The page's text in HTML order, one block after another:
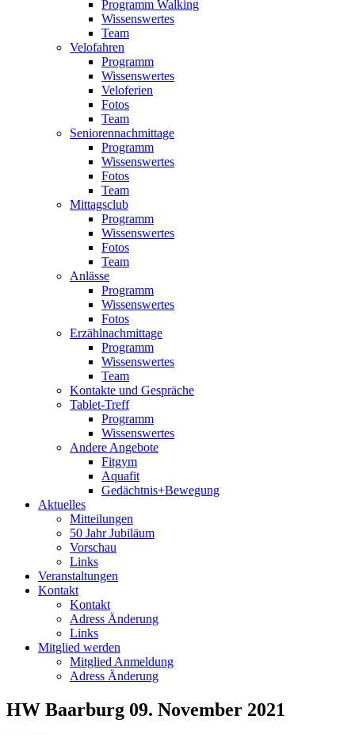
Programm Walking
Wissenswertes
Team
Velofahren
Programm
Wissenswertes
Veloferien
Fotos
Team
Seniorennachmittage
Programm
Wissenswertes
Fotos
Team
Mittagsclub
Programm
Wissenswertes
Fotos
Team
Anlässe
Programm
Wissenswertes
Fotos
Erzählnachmittage
Programm
Wissenswertes
Team
Kontakte und Gespräche
Tablet-Treff
Programm
Wissenswertes
Andere Angebote
Fitgym
Aquafit
Gedächtnis+Bewegung
Aktuelles
Mitteilungen
50 Jahr Jubiläum
Vorschau
Links
Veranstaltungen
Kontakt
Kontakt
Adress Änderung
Links
Mitglied werden
Mitglied Anmeldung
Adress Änderung
HW Baarburg 09. November 2021